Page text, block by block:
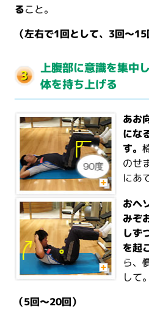
ること。
（左右で1回として、3回～15
上腹部に意識を集中
体を持ち上げる
あお
にな
す。
のせ
にあ
おヘ
みぞ
しず
を起
ら、
して。
（5回～20回）